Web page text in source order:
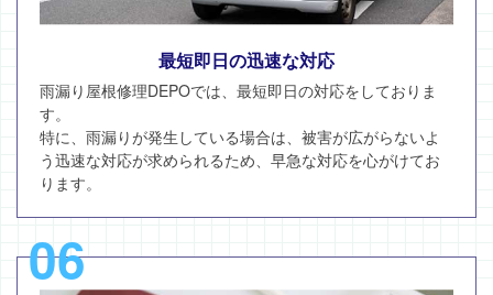
最短即日の迅速な対応
雨漏り屋根修理DEPOでは、最短即日の対応をしておりま
す。
特に、雨漏りが発生している場合は、被害が広がらないよ
う迅速な対応が求められるため、早急な対応を心がけてお
ります。
06